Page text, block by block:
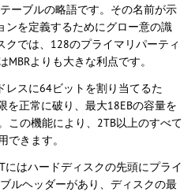
ーブルの略語です。その名前が示
ンを定義するためにグロー意の識
クでは、128のプライマリパーティ
よりも大きな利点です。
レスに64ビットを割り当てるた
を正常に破り、最大18EBの容量を
この機能により、2TB以上のすべて
できます。
にはハードディスクの先頭にプライ
ルヘッダーがあり、ディスクの最